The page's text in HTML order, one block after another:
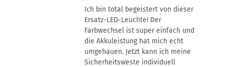
Ich bin total begeistert von dieser
Ersatz-LED-Leuchte! Der
Farbwechsel ist super einfach und
die Akkuleistung hat mich echt
umgehauen. Jetzt kann ich meine
Sicherheitsweste individuell